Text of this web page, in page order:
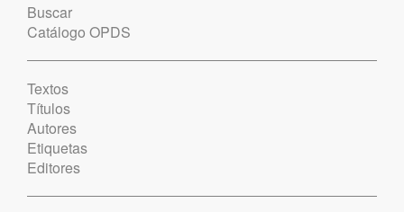
Buscar
Catálogo OPDS
Textos
Títulos
Autores
Etiquetas
Editores